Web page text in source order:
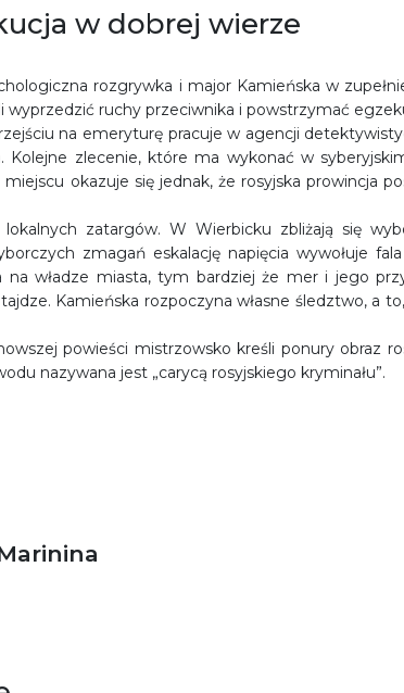
w dobrej wierze
rozgrywka i major Kamieńska w
ruchy przeciwnika i powstrzymać
na emeryturę pracuje w agencji
Kolejne zlecenie, które ma wykonać w
okazuje się jednak, że rosyjska prowincja
zatargów. W Wierbicku zbliżają się
zmagań eskalację napięcia wywołuje
na władze miasta, tym bardziej że mer i jego
Kamieńska rozpoczyna własne śledztwo, a
powieści mistrzowsko kreśli ponury obraz
nazywana jest „carycą rosyjskiego kryminału”.